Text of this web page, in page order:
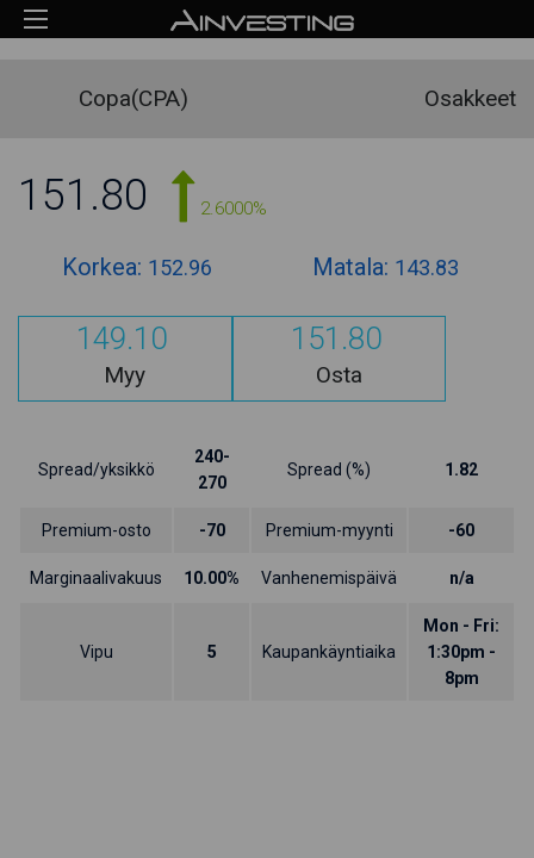
Copa(CPA) Osakkeet
151.80 2.6000%
Korkea: 152.96 Matala: 143.83
149.10
Myy
151.80
Osta
Spread/yksikkö
240-
270
Spread (%) 1.82
Premium-osto -70 Premium-myynti -60
Marginaalivakuus 10.00% Vanhenemispäivä n/a
Vipu 5 Kaupankäyntiaika
Mon - Fri:
1:30pm -
8pm